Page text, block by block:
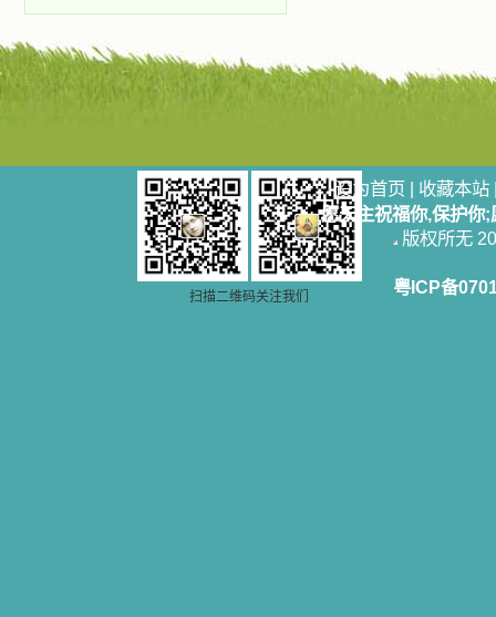
扫描二维码关注我们
设为首页 | 收藏本站
愿天主祝福你,保护你
版权所无
粤ICP备